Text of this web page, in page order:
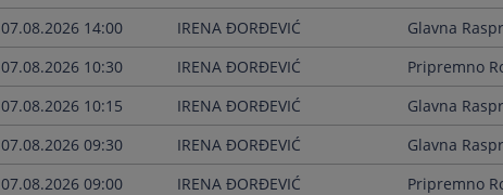
07.08.2026 14:00 IRENA ĐORĐEVIĆ
Glavna
07.08.2026 10:30 IRENA ĐORĐEVIĆ
Pripremno
07.08.2026 10:15 IRENA ĐORĐEVIĆ
Glavna
07.08.2026 09:30 IRENA ĐORĐEVIĆ
Glavna
07.08.2026 09:00 IRENA ĐORĐEVIĆ
Pripremno